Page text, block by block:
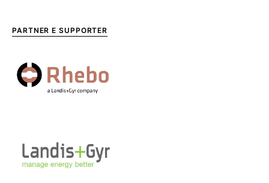
PARTNER E SUPPORTER